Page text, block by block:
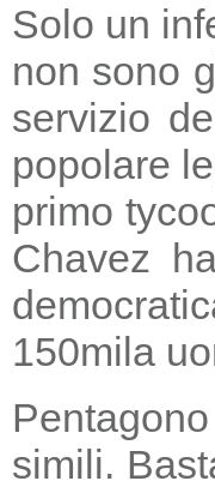
Solo un
non sono
servizio
popolare
primo
Chavez
150mila
simili.